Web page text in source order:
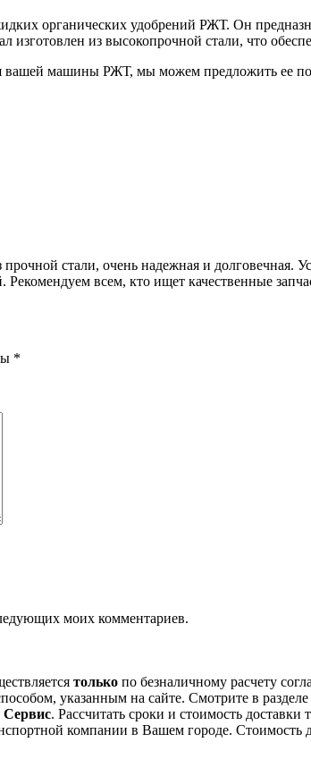
органических удобрений РЖТ. Он
из высокопрочной стали, что
вашей машины РЖТ, мы можем предложить ее по
стали, очень надежная и долговечная.
всем, кто ищет качественные
*
моих комментариев.
только по безналичному расчету
указанным на сайте. Смотрите в разделе
Сервис. Рассчитать сроки и стоимость
компании в Вашем городе. Стоимость